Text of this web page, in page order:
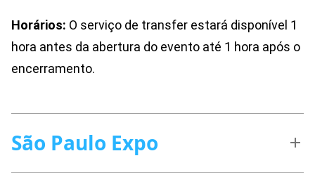
Horários: O serviço de transfer estará disponível 1
hora antes da abertura do evento até 1 hora após o
encerramento.
São Paulo Expo